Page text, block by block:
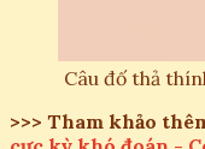
Câu đố thả
>>> Tham khảo